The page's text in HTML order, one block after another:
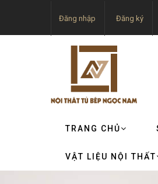
Đăng nhập Đăng ký
TRANG CHỦ
VẬT LIỆU NỘI THẤT